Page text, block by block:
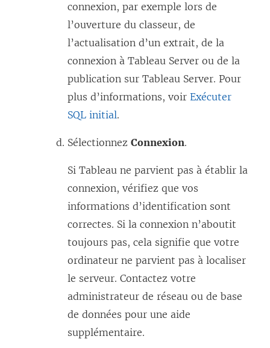
t
e
)
connexion, par exemple lors de
l’ouverture du classeur, de
l’actualisation d’un extrait, de la
connexion à Tableau Server ou de la
publication sur Tableau Server. Pour
plus d’informations, voir Exécuter
SQL initial.
Sélectionnez Connexion.
Si Tableau ne parvient pas à établir la
connexion, vérifiez que vos
informations d’identification sont
correctes. Si la connexion n’aboutit
toujours pas, cela signifie que votre
ordinateur ne parvient pas à localiser
le serveur. Contactez votre
administrateur de réseau ou de base
de données pour une aide
supplémentaire.